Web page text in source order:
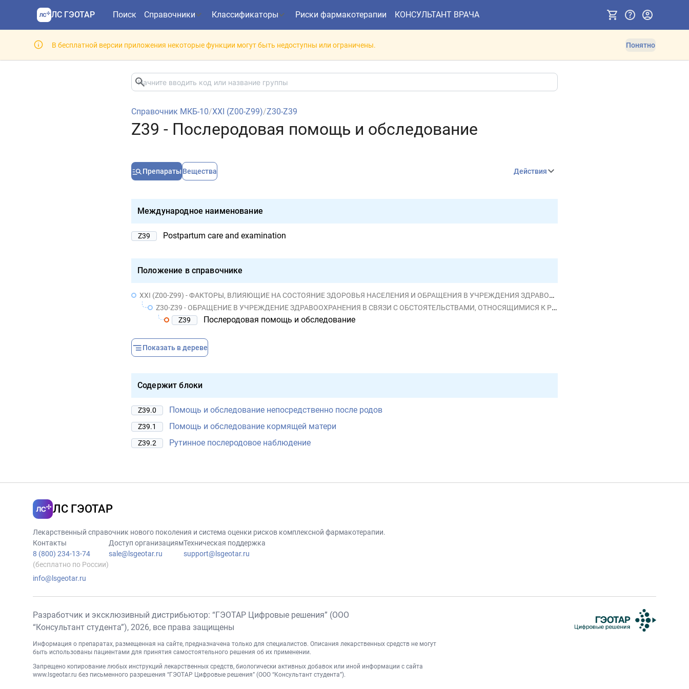
ЛС ГЭОТАР Поиск Справочники Классификаторы Риски фармакотерапии КОНСУЛЬТАНТ ВРАЧА
В бесплатной версии приложения некоторые функции могут быть недоступны или ограничены. Понятно
Справочник МКБ-10/XXI (Z00-Z99)/Z30-Z39
Z39 - Послеродовая помощь и обследование
Препараты Вещества Действия
Международное наименование
Z39 Postpartum care and examination
Положение в справочнике
XXI (Z00-Z99) - ФАКТОРЫ, ВЛИЯЮЩИЕ НА СОСТОЯНИЕ ЗДОРОВЬЯ НАСЕЛЕНИЯ И ОБРАЩЕНИЯ В УЧРЕЖДЕНИЯ ЗДРАВООХРАНЕНИЯ
Z30-Z39 - ОБРАЩЕНИЕ В УЧРЕЖДЕНИЕ ЗДРАВООХРАНЕНИЯ В СВЯЗИ С ОБСТОЯТЕЛЬСТВАМИ, ОТНОСЯЩИМИСЯ К РЕПРОДУКТИВНОЙ ФУНКЦИИ
Z39
Послеродовая помощь и обследование
Показать в дереве
Содержит блоки
Z39.0 Помощь и обследование непосредственно после родов
Z39.1 Помощь и обследование кормящей матери
Z39.2 Рутинное послеродовое наблюдение
ЛС ГЭОТАР
Лекарственный справочник нового поколения и система оценки рисков комплексной фармакотерапии.
Контакты
8 (800) 234-13-74
(бесплатно по России)
info@lsgeotar.ru
Доступ организациям
sale@lsgeotar.ru
Техническая поддержка
support@lsgeotar.ru
Разработчик и эксклюзивный дистрибьютор: “ГЭОТАР Цифровые решения” (ООО
“Консультант студента”), 2026, все права защищены
Информация о препаратах, размещенная на сайте, предназначена только для специалистов. Описания лекарственных средств не могут
быть использованы пациентами для принятия самостоятельного решения об их применении.
Запрещено копирование любых инструкций лекарственных средств, биологически активных добавок или иной информации с сайта
www.lsgeotar.ru без письменного разрешения “ГЭОТАР Цифровые решения” (ООО “Консультант студента”).